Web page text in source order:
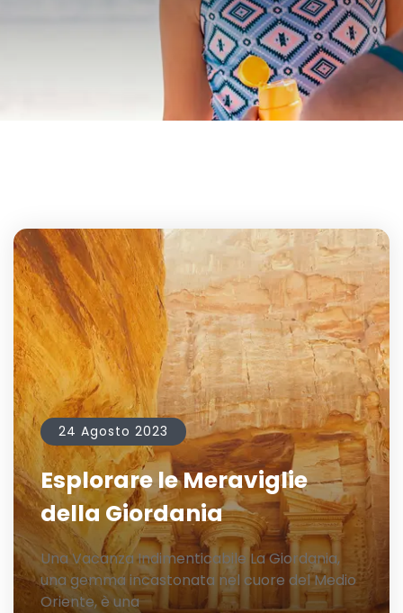
24 Agosto 2023
Esplorare le Meraviglie
della Giordania
Una Vacanza Indimenticabile La Giordania,
una gemma incastonata nel cuore del Medio
Oriente, è una